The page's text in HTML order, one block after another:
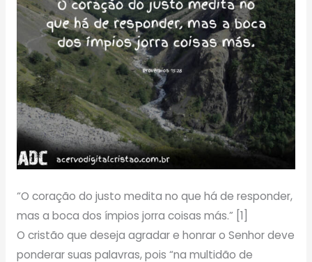
“O coração do justo medita no que há de responder,
mas a boca dos ímpios jorra coisas más.” [1]
O cristão que deseja agradar e honrar o Senhor deve
ponderar suas palavras, pois “na multidão de